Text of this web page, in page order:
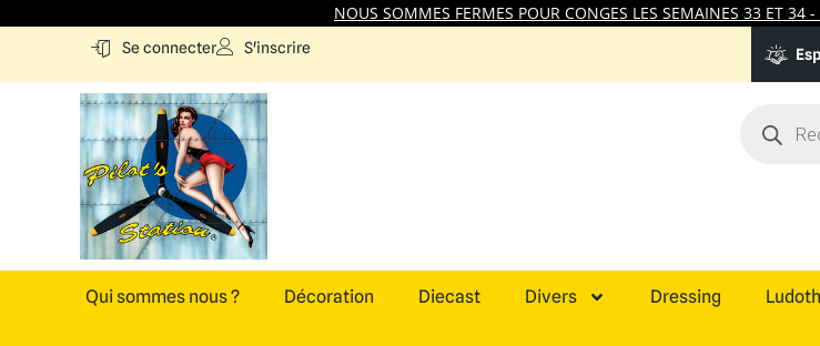
NOUS SOMMES FERMES POUR CONGES LES SEMAINES 33 ET 34
Se connecter S'inscrire
Qui sommes nous ? Décoration Diecast Divers Dressing